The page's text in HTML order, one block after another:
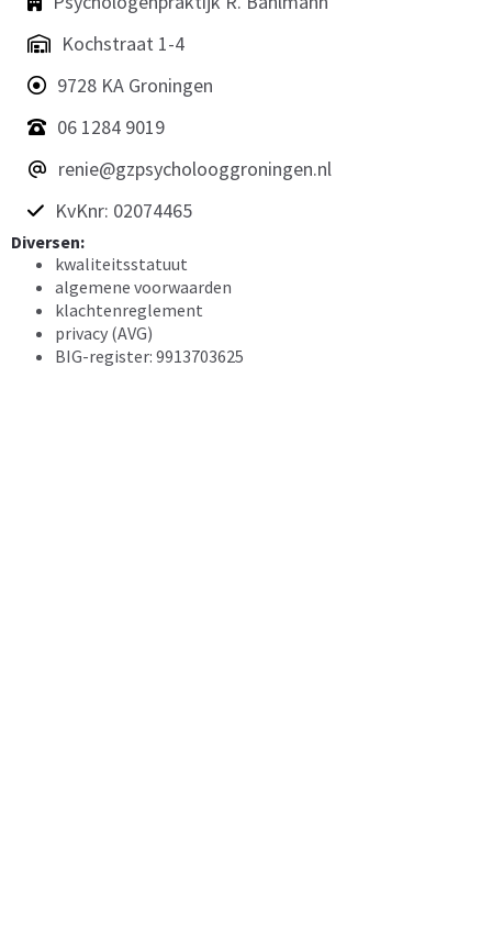
Kochstraat 1-4
9728 KA Groningen
06 1284 9019
renie@gzpsycholooggroningen.nl
KvKnr: 02074465
Diversen:
kwaliteitsstatuut
algemene voorwaarden
klachtenreglement
privacy (AVG)
BIG-register: 9913703625